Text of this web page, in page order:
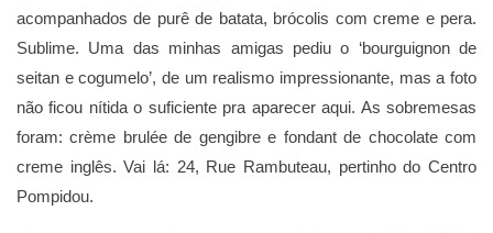
acompanhados de purê de batata, brócolis com creme e pera.
Sublime. Uma das minhas amigas pediu o ‘bourguignon de
seitan e cogumelo’, de um realismo impressionante, mas a foto
não ficou nítida o suficiente pra aparecer aqui. As sobremesas
foram: crème brulée de gengibre e fondant de chocolate com
creme inglês. Vai lá: 24, Rue Rambuteau, pertinho do Centro
Pompidou.